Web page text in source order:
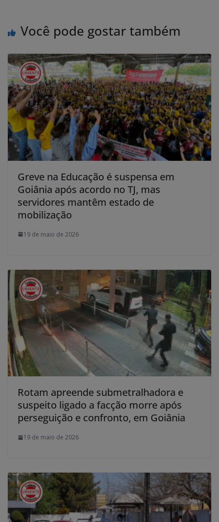
Você pode gostar também
Greve na Educação é suspensa em
Goiânia após acordo no TJ, mas
servidores mantêm estado de
mobilização
19 de maio de 2026
Rotam apreende submetralhadora e
suspeito ligado a facção morre após
perseguição e confronto, em Goiânia
19 de maio de 2026